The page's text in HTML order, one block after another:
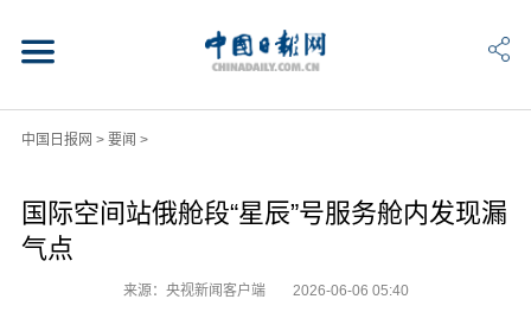
中国日报网 > 要闻 >
国际空间站俄舱段“星辰”号服务舱内发现漏
气点
来源：央视新闻客户端 2026-06-06 05:40